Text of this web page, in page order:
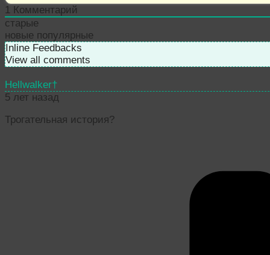
1 Комментарий
старые
новые популярные
Inline Feedbacks
View all comments
Hellwalker†
5 лет назад
Трогательная история?